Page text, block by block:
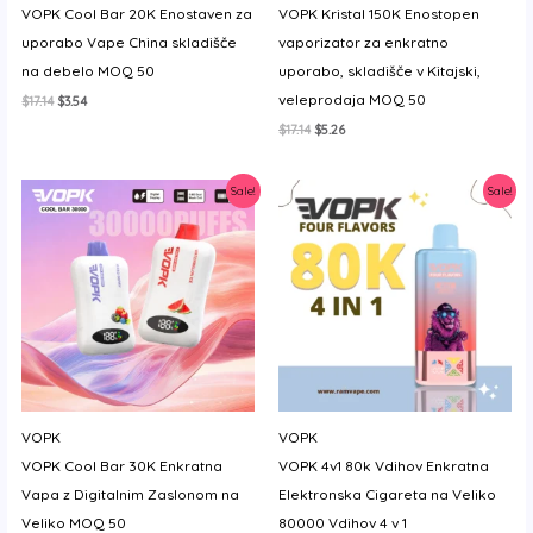
VOPK Cool Bar 20K Enostaven za
uporabo Vape China skladišče
na debelo MOQ 50
$17.14 Izvirna
$3.54Trenutna
VOPK Kristal 150K Enostopen
vaporizator za enkratno
uporabo, skladišče v Kitajski,
veleprodaja MOQ 50
$17.14 Izvirna
$17.14.
$5.26Trenutna
Sale!
VOPK
VOPK Cool Bar 30K Enkratna
Vapa z Digitalnim Zaslonom na
Veliko MOQ 50
Sale!
VOPK
VOPK 4v1 80k Vdihov Enkratna
Elektronska Cigareta na Veliko
80000 Vdihov 4 v 1